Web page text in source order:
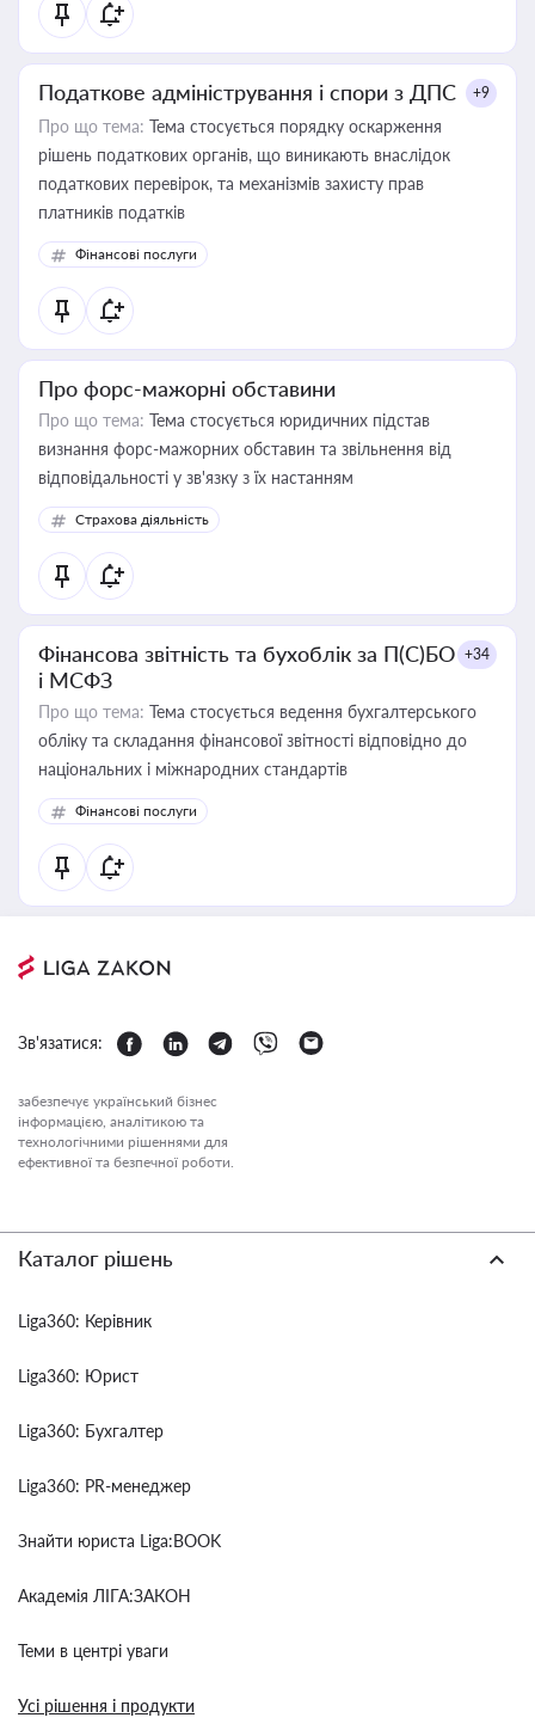
Податкове адміністрування і спори з ДПС +9
Про що тема: Тема стосується порядку оскарження
рішень податкових органів, що виникають внаслідок
податкових перевірок, та механізмів захисту прав
платників податків
Фінансові послуги
Про форс-мажорні обставини
Про що тема: Тема стосується юридичних підстав
визнання форс-мажорних обставин та звільнення від
відповідальності у зв'язку з їх настанням
Страхова діяльність
Фінансова звітність та бухоблік за П(С)БО
і МСФЗ
+34
Про що тема: Тема стосується ведення бухгалтерського
обліку та складання фінансової звітності відповідно до
національних і міжнародних стандартів
Фінансові послуги
Зв'язатися:
забезпечує український бізнес
інформацією, аналітикою та
технологічними рішеннями для
ефективної та безпечної роботи.
Каталог рішень
Liga360: Керівник
Liga360: Юрист
Liga360: Бухгалтер
Liga360: PR-менеджер
Знайти юриста Liga:BOOK
Академія ЛІГА:ЗАКОН
Теми в центрі уваги
Усі рішення і продукти